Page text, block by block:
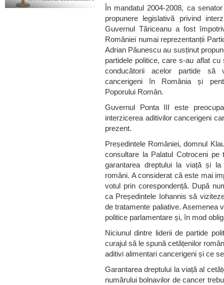
În mandatul 2004-2008, ca
propunere legislativă privind
Guvernul Tăriceanu a fost
României numai reprezentanții
Adrian Păunescu au susținut
partidele politice, care s-au aflat
conducătorii acelor partide să
cancerigeni în România și
Poporului Român.
Guvernul Ponta III este
interzicerea aditivilor cancerigeni
prezent.
Președintele României, domnul
consultare la Palatul Cotroceni pe
garantarea dreptului la viață și
români. A considerat că este mai
votul prin corespondență. După
ca Președintele Iohannis să
de tratamente paliative. Asemenea
politice parlamentare și, în mod
Niciunul dintre liderii de partide
curajul să le spună cetățenilor
aditivi alimentari cancerigeni și ce
Garantarea dreptului la viață al
numărului bolnavilor de cancer